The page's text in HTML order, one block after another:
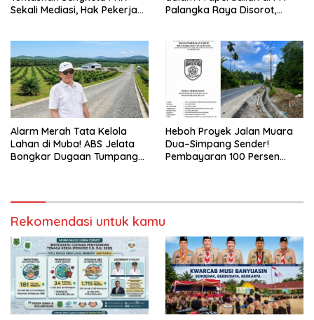
Sekali Mediasi, Hak Pekerja
Palangka Raya Disorot,
Alarm Merah Tata Kelola
Lahan di Muba! ABS Jelata
Bongkar Dugaan Tumpang
Heboh Proyek Jalan Muara
Dua–Simpang Sender!
Pembayaran 100 Persen
Rekomendasi untuk kamu